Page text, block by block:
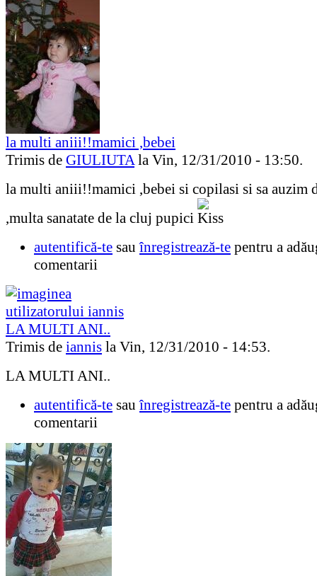
la multi aniii!!mamici ,bebei
Trimis de GIULIUTAla Vin, 12/31/2010 - 13:50.
la multi aniii!!mamici ,bebei si copilasi si sa auzim
,multa sanatate de la cluj pupici
autentifică-te sauînregistrează-te pentru a
comentarii
LA MULTI ANI..
Trimis de iannis la Vin, 12/31/2010 - 14:53.
LA MULTI ANI..
autentifică-te sauînregistrează-te pentru a
comentarii